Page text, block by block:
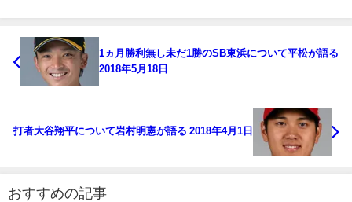
1ヵ月勝利無し未だ1勝のSB東浜について平松が語る
2018年5月18日
打者大谷翔平について岩村明憲が語る 2018年4月1日
おすすめの記事